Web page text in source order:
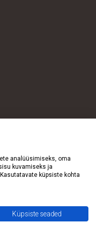
analüüsimiseks, oma
kuvamiseks ja
küpsiste kohta
Küpsiste seaded